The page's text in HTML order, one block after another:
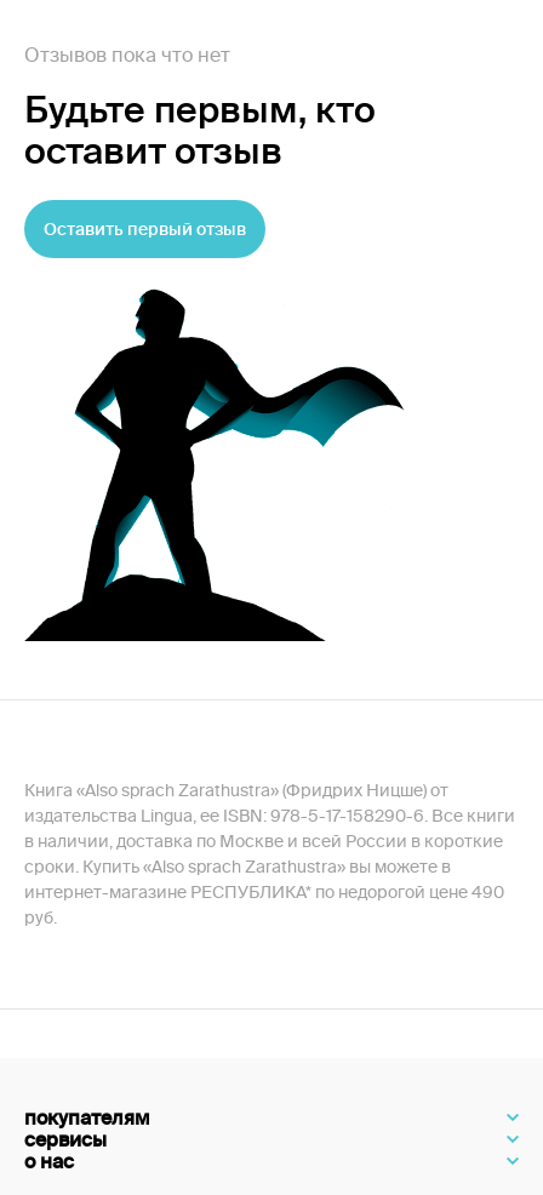
Отзывов пока что нет
Будьте первым, кто
оставит отзыв
Оставить первый отзыв
Книга «Also sprach Zarathustra» (Фридрих Ницше) от
издательства Lingua, ее ISBN: 978-5-17-158290-6. Все книги
в наличии, доставка по Москве и всей России в короткие
сроки. Купить «Also sprach Zarathustra» вы можете в
интернет-магазине РЕСПУБЛИКА* по недорогой цене 490
руб.
покупателям
сервисы
о нас